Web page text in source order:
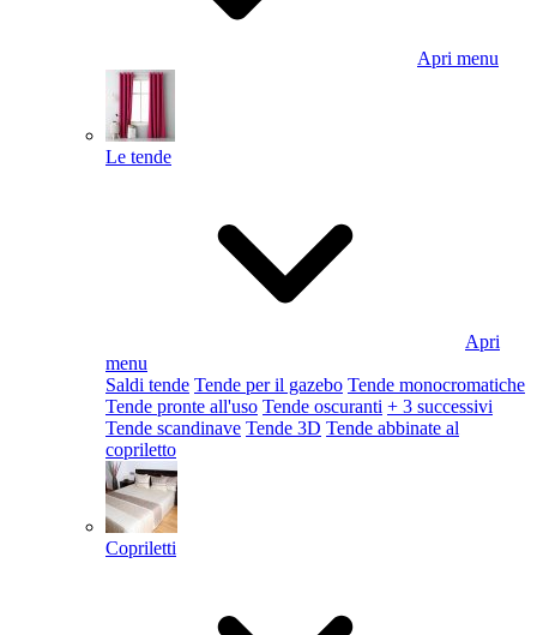
Apri menu
Le tende
Apri
menu
Saldi tende Tende per il gazebo Tende monocromatiche
Tende pronte all'uso Tende oscuranti + 3 successivi
Tende scandinave Tende 3D Tende abbinate al
copriletto
Copriletti